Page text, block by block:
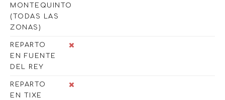
MONTEQUINTO
(TODAS LAS
ZONAS)
REPARTO
EN FUENTE
DEL REY
REPARTO
EN TIXE